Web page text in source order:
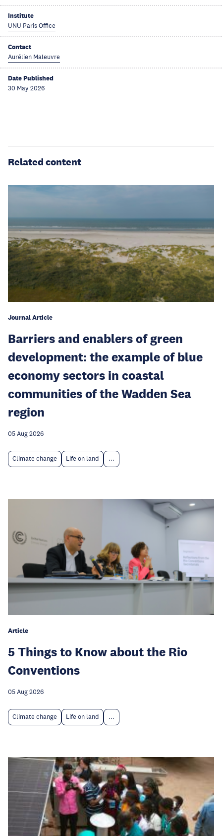
Institute
UNU Paris Office
Contact
Aurélien Maleuvre
Date Published
30 May 2026
Related content
Journal Article
Barriers and enablers of green
development: the example of blue
economy sectors in coastal
communities of the Wadden Sea
region
05 Aug 2026
Climate change Life on land ...
Article
5 Things to Know about the Rio
Conventions
05 Aug 2026
Climate change Life on land ...